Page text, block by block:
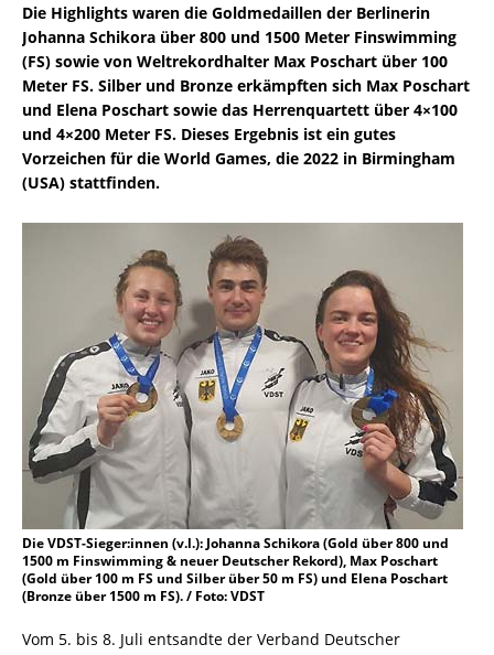
Die Highlights waren die Goldmedaillen der Berlinerin
Johanna Schikora über 800 und 1500 Meter Finswimming
(FS) sowie von Weltrekordhalter Max Poschart über 100
Meter FS. Silber und Bronze erkämpften sich Max Poschart
und Elena Poschart sowie das Herrenquartett über 4×100
und 4×200 Meter FS. Dieses Ergebnis ist ein gutes
Vorzeichen für die World Games, die 2022 in Birmingham
(USA) stattfinden.
Die VDST-Sieger:innen (v.l.): Johanna Schikora (Gold über 800 und
1500 m Finswimming & neuer Deutscher Rekord), Max Poschart
(Gold über 100 m FS und Silber über 50 m FS) und Elena Poschart
(Bronze über 1500 m FS). / Foto: VDST
Vom 5. bis 8. Juli entsandte der Verband Deutscher